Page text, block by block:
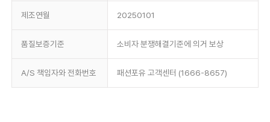
제조연월 20250101
품질보증기준 소비자 분쟁해결기준에 의거 보상
A/S 책임자와 전화번호 패션포유 고객센터 (1666-8657)